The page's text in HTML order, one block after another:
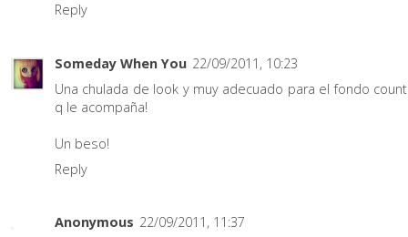
Reply
Someday When You 22/09/2011, 10:23
Una chulada de look y muy adecuado para el fondo
q le acompaña!
Un beso!
Reply
Anonymous 22/09/2011, 11:37